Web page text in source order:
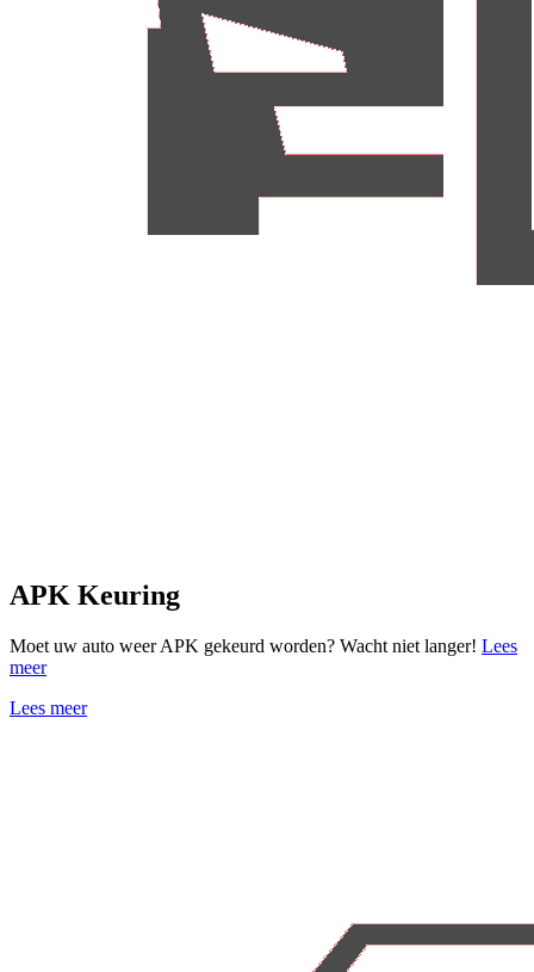
APK Keuring
Moet uw auto weer APK gekeurd worden? Wacht niet langer! Lees
meer
Lees meer